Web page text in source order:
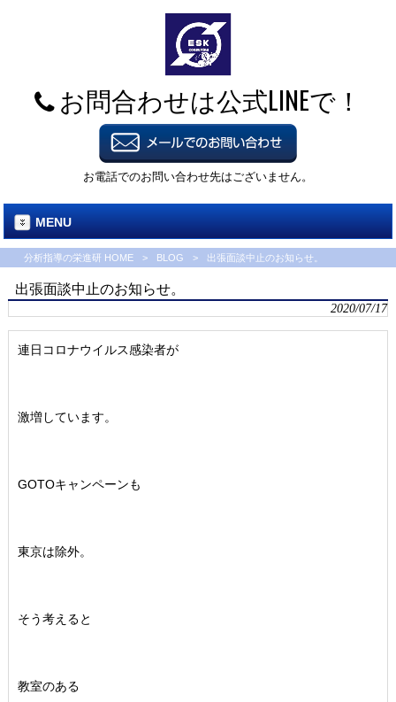
お問合わせは公式LINEで！
お電話でのお問い合わせ先はございません。
MENU
分析指導の栄進研 HOME > BLOG > 出張面談中止のお知らせ。
出張面談中止のお知らせ。
2020/07/17
連日コロナウイルス感染者が
激増しています。
GOTOキャンペーンも
東京は除外。
そう考えると
教室のある